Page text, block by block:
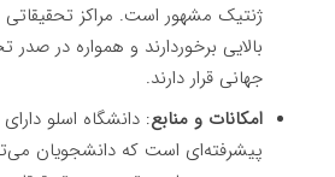
ژنتیک مشهور است. مراکز تحقیقاتی
بالایی برخوردارند و همواره در
جهانی قرار دارند.
امکانات و منابع: دانشگاه اسلو
پیشرفته‌ای است که دانشجویان